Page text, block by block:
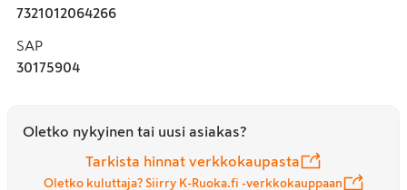
7321012064266
SAP
30175904
Oletko nykyinen tai uusi asiakas?
Tarkista hinnat verkkokaupasta
Oletko kuluttaja? Siirry K-Ruoka.fi -verkkokauppaan